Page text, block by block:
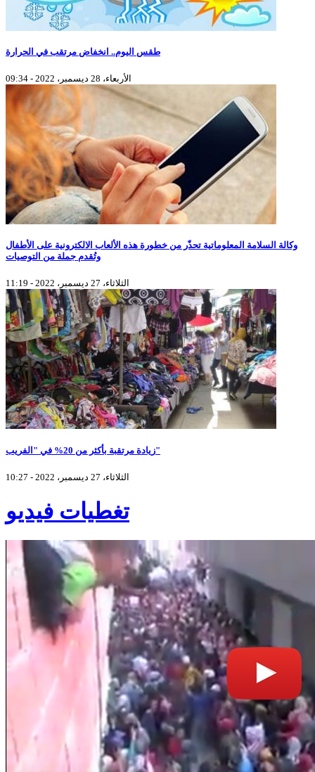
طقس اليوم.. انخفاض مرتقب في الحرارة
الأربعاء، 28 ديسمبر، 2022 - 09:34
وكالة السلامة المعلوماتية تحذّر من خطورة هذه الألعاب الالكترونية على الأطفال
وتُقدم جملة من التوصيات
الثلاثاء، 27 ديسمبر، 2022 - 11:19
زيادة مرتقبة بأكثر من 20% في "الفريب"
الثلاثاء، 27 ديسمبر، 2022 - 10:27
تغطيات فيديو